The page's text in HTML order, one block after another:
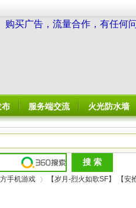
购买广告，流量合作，有任何
布 服务端交流 火光防水墙
手机游戏 【岁月-烈火如歌SF】 【